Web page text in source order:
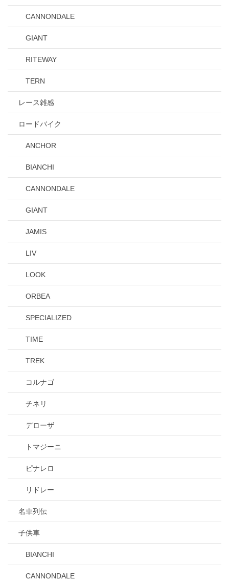
CANNONDALE
GIANT
RITEWAY
TERN
レース雑感
ロードバイク
ANCHOR
BIANCHI
CANNONDALE
GIANT
JAMIS
LIV
LOOK
ORBEA
SPECIALIZED
TIME
TREK
コルナゴ
チネリ
デローザ
トマジーニ
ピナレロ
リドレー
名車列伝
子供車
BIANCHI
CANNONDALE